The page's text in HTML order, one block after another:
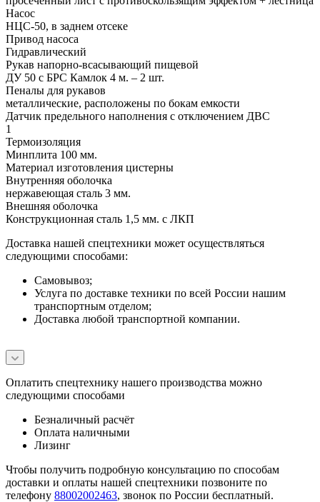
Насос
НЦС-50, в заднем отсеке
Привод насоса
Гидравлический
Рукав напорно-всасывающий пищевой
ДУ 50 с БРС Камлок 4 м. – 2 шт.
Пеналы для рукавов
металлические, расположены по бокам емкости
Датчик предельного наполнения с отключением ДВС
1
Термоизоляция
Минплита 100 мм.
Материал изготовления цистерны
Внутренняя оболочка
нержавеющая сталь 3 мм.
Внешняя оболочка
Конструкционная сталь 1,5 мм. с ЛКП
Доставка нашей спецтехники может осуществляться
следующими способами:
Самовывоз;
Услуга по доставке техники по всей России нашим
транспортным отделом;
Доставка любой транспортной компании.
Оплатить спецтехнику нашего производства можно
следующими способами
Безналичный расчёт
Оплата наличными
Лизинг
Чтобы получить подробную консультацию по способам
доставки и оплаты нашей спецтехники позвоните по
телефону 88002002463, звонок по России бесплатный.